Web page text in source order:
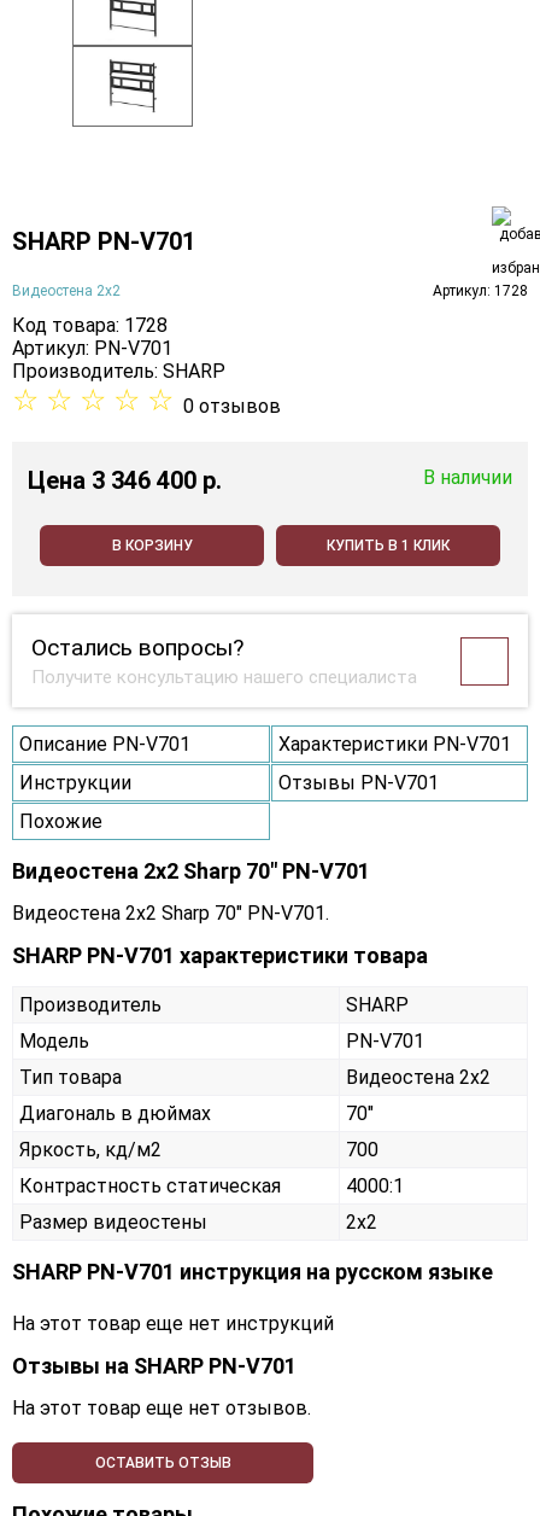
SHARP PN-V701
Видеостена 2x2 Артикул: 1728
Код товара: 1728
Артикул: PN-V701
Производитель: SHARP
☆ ☆ ☆ ☆ ☆ 0 отзывов
Цена 3 346 400 p. В наличии
В КОРЗИНУ КУПИТЬ В 1 КЛИК
Остались вопросы?
Получите консультацию нашего специалиста
Описание PN-V701
Характеристики PN-V701
Инструкции
Отзывы PN-V701
Похожие
Видеостена 2x2 Sharp 70" PN-V701
Видеостена 2x2 Sharp 70" PN-V701.
SHARP PN-V701 характеристики товара
Производитель
SHARP
Модель
PN-V701
Тип товара
Видеостена 2х2
Диагональ в дюймах
70"
Яркость, кд/м2
700
Контрастность статическая
4000:1
Размер видеостены
2x2
SHARP PN-V701 инструкция на русском языке
На этот товар еще нет инструкций
Отзывы на SHARP PN-V701
На этот товар еще нет отзывов.
ОСТАВИТЬ ОТЗЫВ